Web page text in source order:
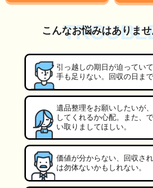
こんなお悩みはありませ
引っ越しの期日が迫ってい
手も足りない。回収の日まで
遺品整理をお願いしたいが
してくれるか心配。また、
い取りましてほしい。
価値が分からない、回収さ
は勿体ないかもしれない。